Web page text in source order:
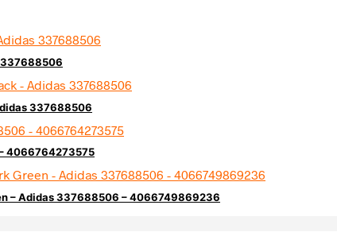
337688506
337688506
4066764273575
– Adidas 337688506 – 4066749869236